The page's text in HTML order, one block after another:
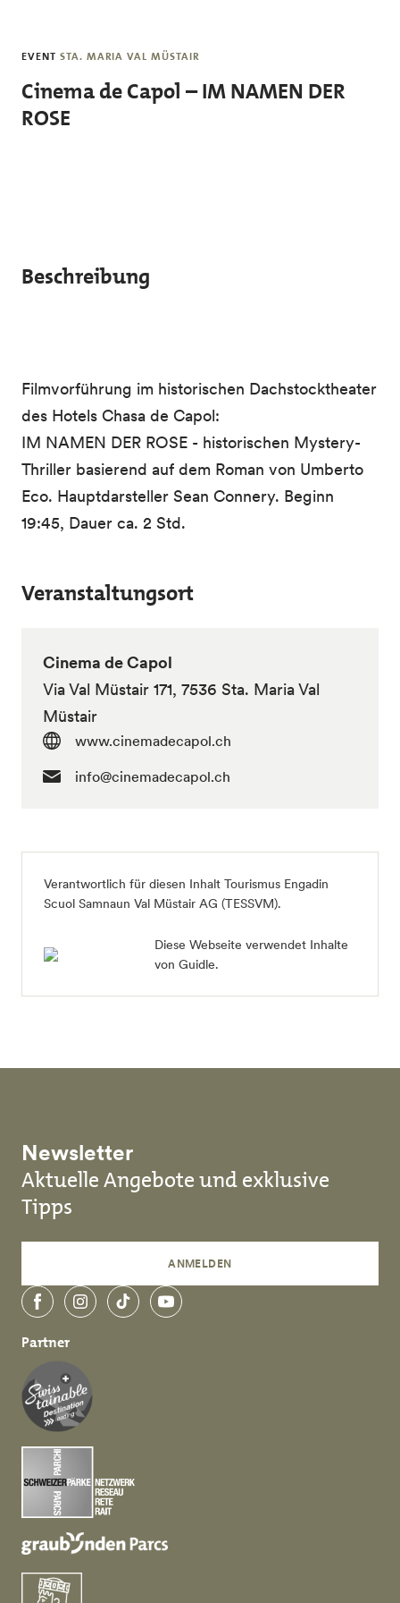
EVENT STA. MARIA VAL MÜSTAIR
Cinema de Capol – IM NAMEN DER
ROSE
Beschreibung
Filmvorführung im historischen Dachstocktheater
des Hotels Chasa de Capol:
IM NAMEN DER ROSE - historischen Mystery-
Thriller basierend auf dem Roman von Umberto
Eco. Hauptdarsteller Sean Connery. Beginn
19:45, Dauer ca. 2 Std.
Veranstaltungsort
Cinema de Capol
Via Val Müstair 171, 7536 Sta. Maria Val
Müstair
www.cinemadecapol.ch
info@cinemadecapol.ch
Verantwortlich für diesen Inhalt Tourismus Engadin
Scuol Samnaun Val Müstair AG (TESSVM).
Diese Webseite verwendet Inhalte
von Guidle.
Newsletter
Aktuelle Angebote und exklusive
Tipps
ANMELDEN
FacebookInstagramTikTokYouTube
Partner